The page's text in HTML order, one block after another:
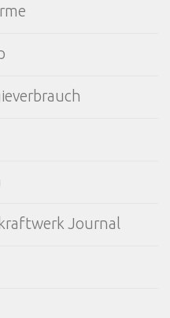
Journal